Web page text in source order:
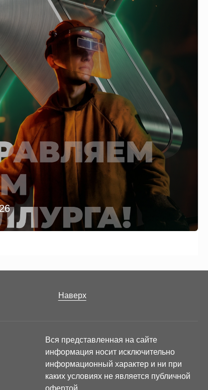
Наверх
Вся представленная на сайте
информация носит исключительно
информационный характер и ни при
каких условиях не является публичной